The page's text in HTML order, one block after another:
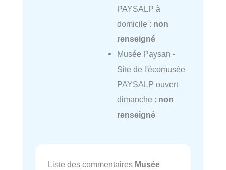
PAYSALP à
domicile : non
renseigné
Musée Paysan -
Site de l'écomusée
PAYSALP ouvert
dimanche : non
renseigné
Liste des commentaires Musée